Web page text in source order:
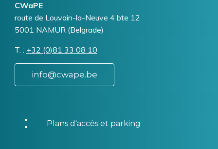
CWaPE
Addresse
route de Louvain-la-Neuve 4 bte 12
5001 NAMUR (Belgrade)
T. Téléphone
+32 (0)81 33 08 10
info@cwape.be
Plans d'accès et parking